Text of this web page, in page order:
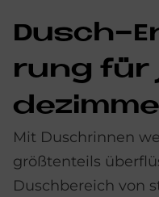
Dusch-
rung für
Mit Duschrinnen
größtenteils
Duschbereich von